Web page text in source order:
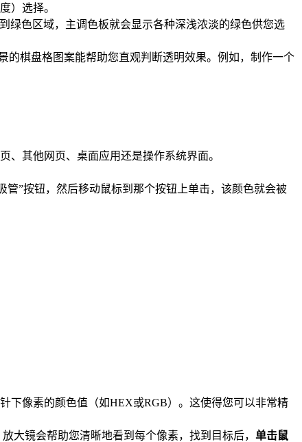
）选择。
绿色区域，主调色板就会显示各种深浅浓淡的绿色供您选
的棋盘格图案能帮助您直观判断透明效果。例如，制作一个
其他网页、桌面应用还是操作系统界面。
管”按钮，然后移动鼠标到那个按钮上单击，该颜色就会被
下像素的颜色值（如HEX或RGB）。这使得您可以非常精
大镜会帮助您清晰地看到每个像素，找到目标后， 单击鼠